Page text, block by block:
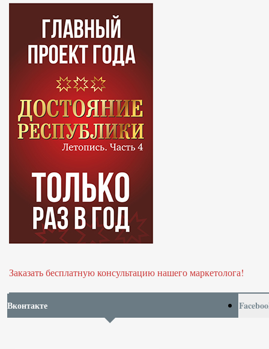
Заказать бесплатную консультацию нашего маркетолога!
Вконтакте